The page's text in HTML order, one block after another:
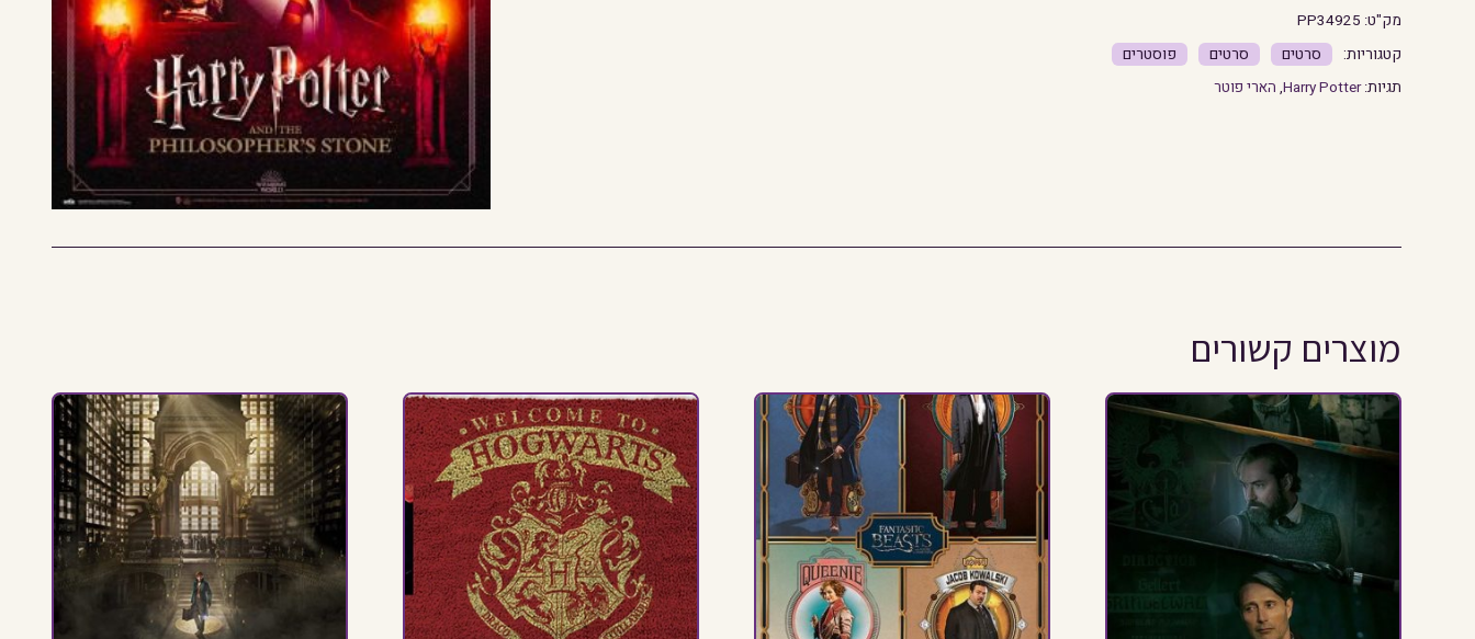
מק"ט: PP34925
סרטים סרטים פוסטרים
תגיות:Harry Potter
, הארי פוטר
מוצרים קשורים